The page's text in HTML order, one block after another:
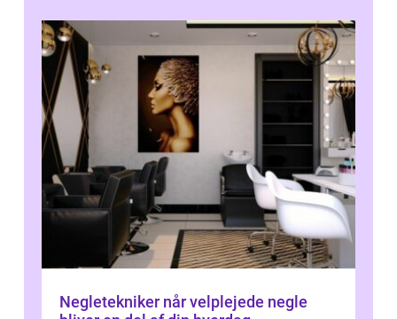
Negletekniker når velplejede negle